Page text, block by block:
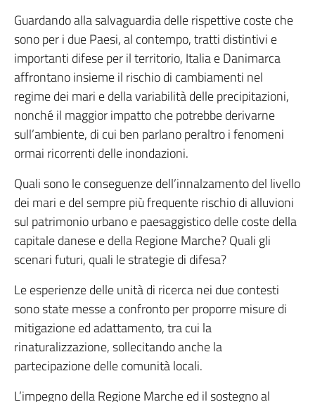
Guardando alla salvaguardia delle rispettive coste che
sono per i due Paesi, al contempo, tratti distintivi e
importanti difese per il territorio, Italia e Danimarca
affrontano insieme il rischio di cambiamenti nel
regime dei mari e della variabilità delle precipitazioni,
nonché il maggior impatto che potrebbe derivarne
sull’ambiente, di cui ben parlano peraltro i fenomeni
ormai ricorrenti delle inondazioni.
Quali sono le conseguenze dell’innalzamento del livello
dei mari e del sempre più frequente rischio di alluvioni
sul patrimonio urbano e paesaggistico delle coste della
capitale danese e della Regione Marche? Quali gli
scenari futuri, quali le strategie di difesa?
Le esperienze delle unità di ricerca nei due contesti
sono state messe a confronto per proporre misure di
mitigazione ed adattamento, tra cui la
rinaturalizzazione, sollecitando anche la
partecipazione delle comunità locali.
L’impegno della Regione Marche ed il sostegno al